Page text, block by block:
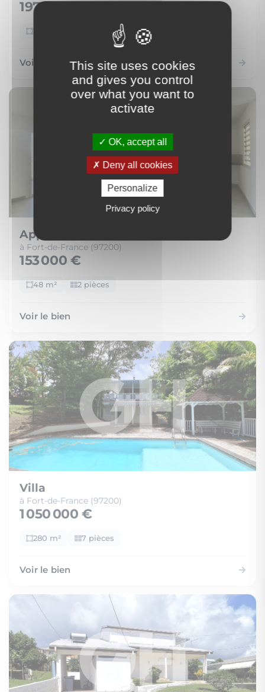
197 000 €
Voir le bien
Appartement
à Fort-de-France (97200)
153 000 €
48 m² 2 pièces
Voir le bien
Villa
à Fort-de-France (97200)
1 050 000 €
280 m² 7 pièces
Voir le bien
This site uses cookies
and gives you control
over what you want to
activate
OK, accept all
Deny all cookies
Personalize
Privacy policy